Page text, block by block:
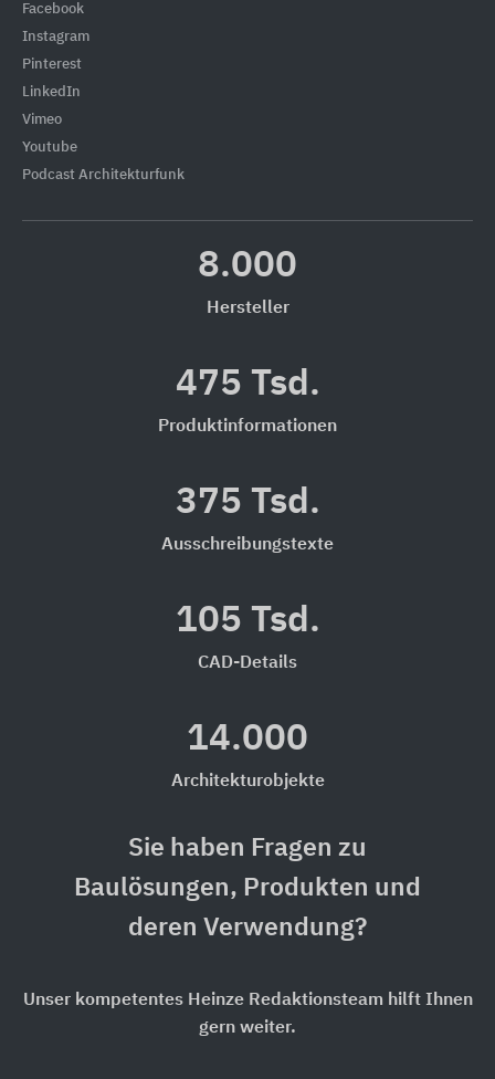
Facebook
Instagram
Pinterest
LinkedIn
Vimeo
Youtube
Podcast Architekturfunk
8.000
Hersteller
475 Tsd.
Produktinformationen
375 Tsd.
Ausschreibungstexte
105 Tsd.
CAD-Details
14.000
Architekturobjekte
Sie haben Fragen zu
Baulösungen, Produkten und
deren Verwendung?
Unser kompetentes Heinze Redaktionsteam hilft Ihnen
gern weiter.